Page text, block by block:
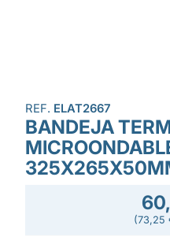
REF. ELAT2667
BANDEJA
(73,25